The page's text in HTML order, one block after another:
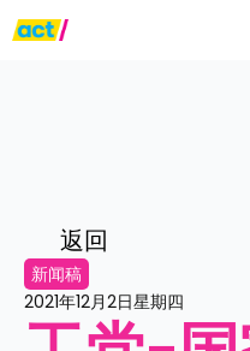
返回
新闻稿
2021年12月2日星期四